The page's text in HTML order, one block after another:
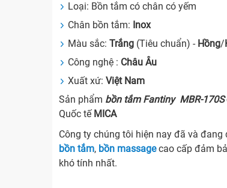
Loại: Bồn tắm có chân có yếm
Chân bồn tắm: Inox
Màu sắc:Trắng (Tiêu chuẩn) - Hồng/
Công nghệ : Châu Âu
Xuất xứ:Việt Nam
Sản phẩm bồn tắm Fantiny MBR-170S
Quốc tế MICA
Công ty chúng tôi hiện nay đã và
bồn tắm, bồn massagecao cấp đảm
khó tính nhất.